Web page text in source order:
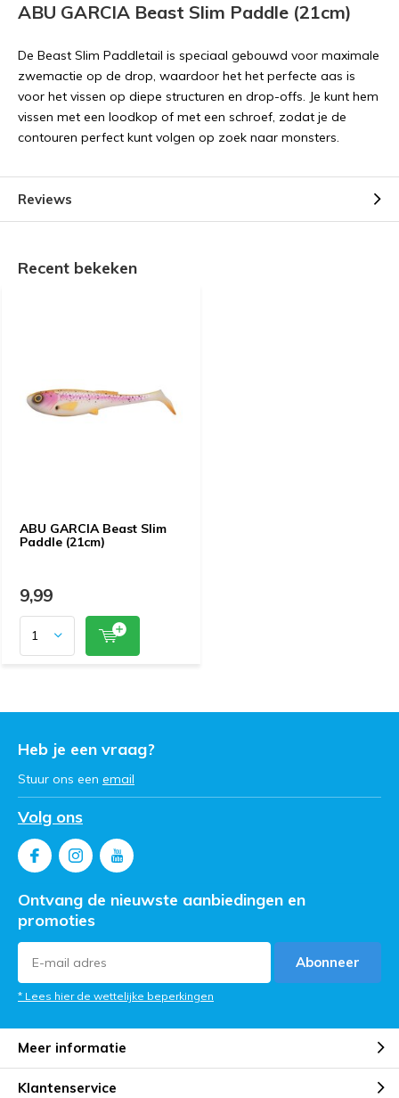
ABU GARCIA Beast Slim Paddle (21cm)
De Beast Slim Paddletail is speciaal gebouwd voor maximale
zwemactie op de drop, waardoor het het perfecte aas is
voor het vissen op diepe structuren en drop-offs. Je kunt hem
vissen met een loodkop of met een schroef, zodat je de
contouren perfect kunt volgen op zoek naar monsters.
Reviews
Recent bekeken
ABU GARCIA Beast Slim
Paddle (21cm)
9,99
Heb je een vraag?
Stuur ons een email
Volg ons
Ontvang de nieuwste aanbiedingen en
promoties
Abonneer
* Lees hier de wettelijke beperkingen
Meer informatie
Klantenservice